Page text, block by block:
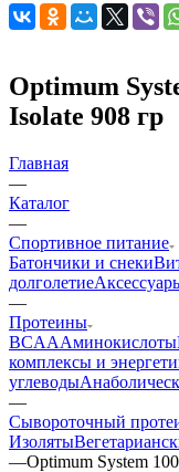
Optimum
Isolate 908 гр
Главная
—
Каталог
—
Спортивное питание
Батончики и снеки
долголетие
—
Протеины
BCAAАминокислоты
комплексы и
углеводы
—
Сывороточный
Изоляты
—Optimum System